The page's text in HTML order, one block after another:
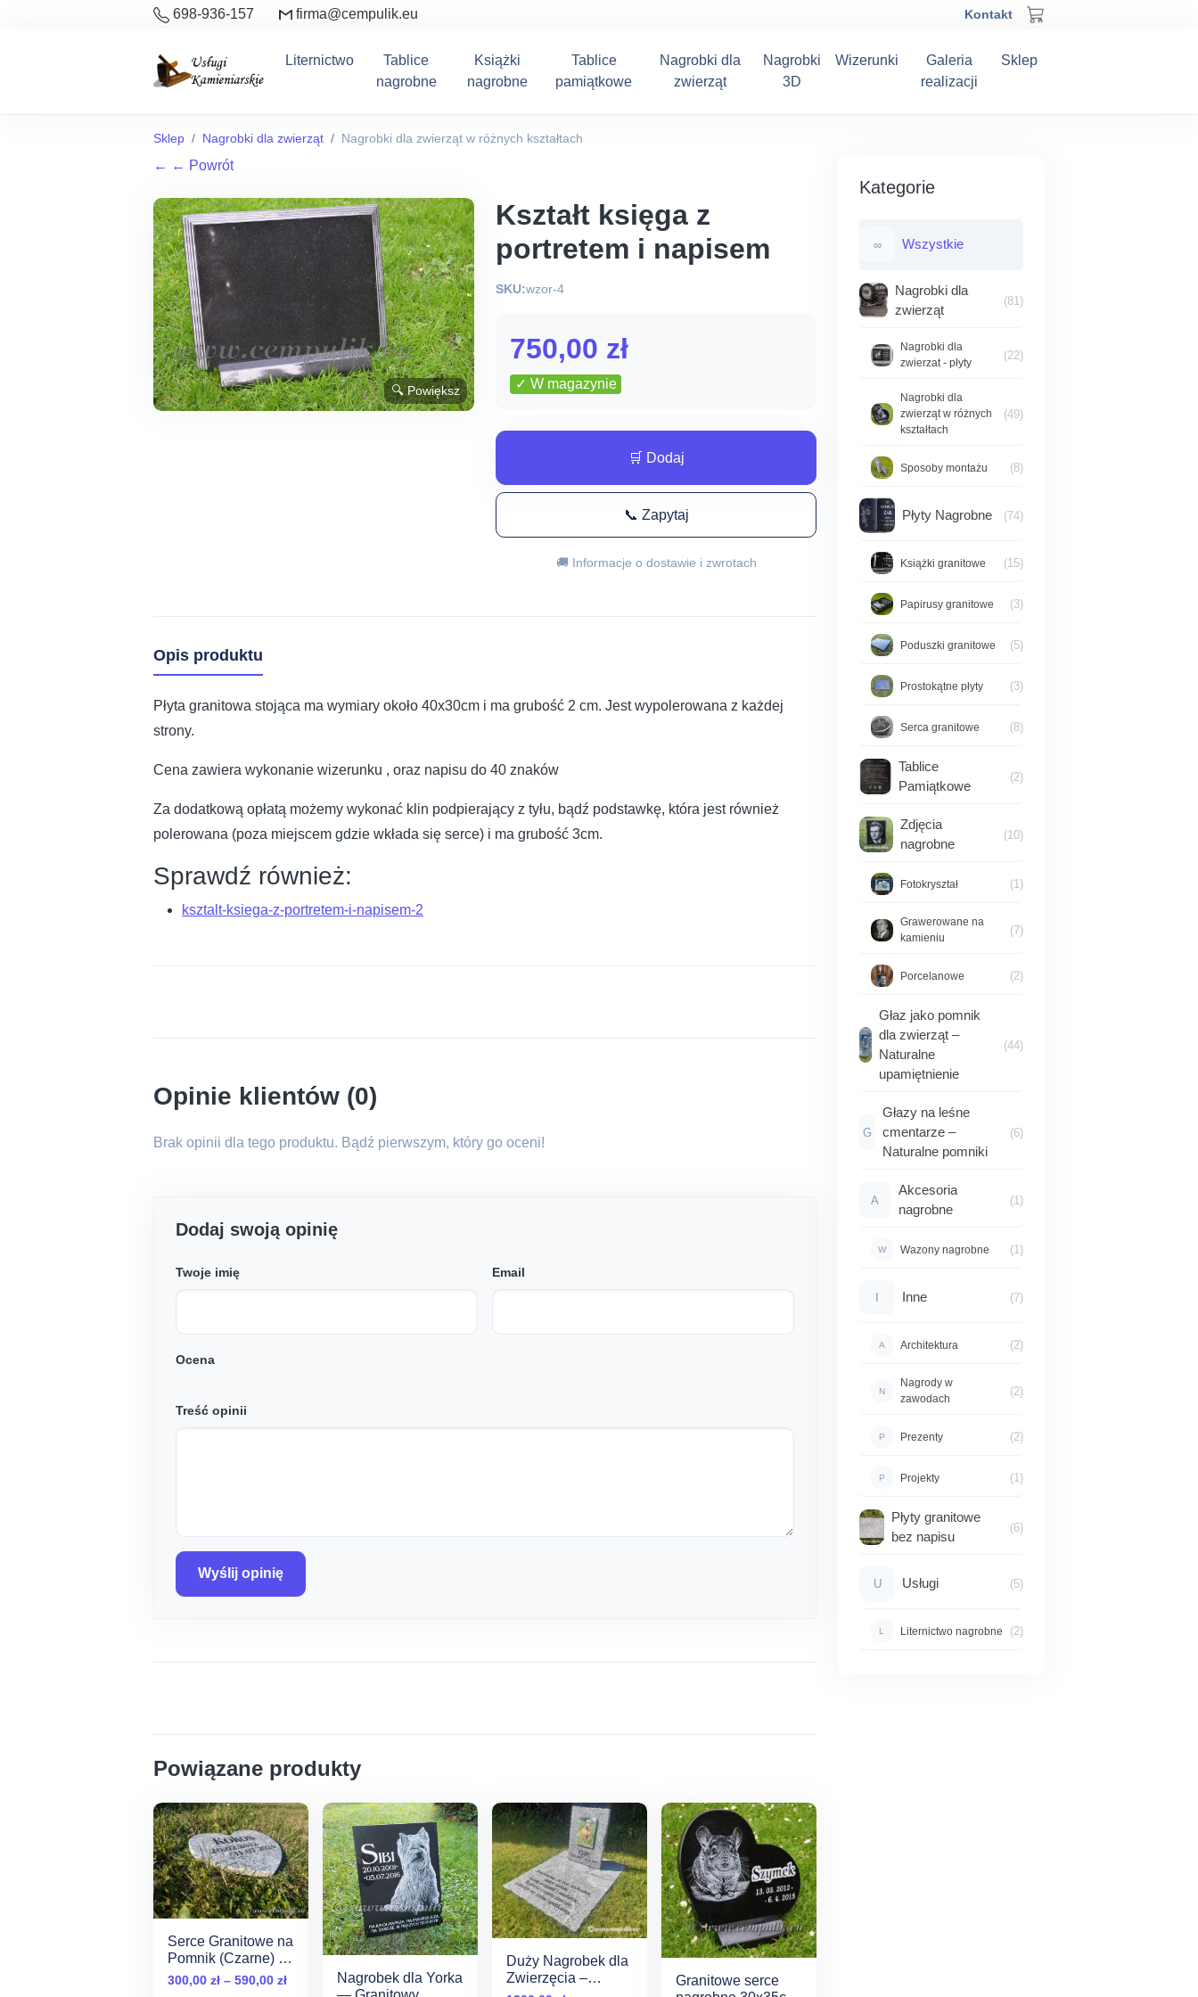
698-936-157 firma@cempulik.eu Kontakt
Liternictwo
Tablice
nagrobne
Książki
nagrobne
Tablice
pamiątkowe
Nagrobki dla
zwierząt
Nagrobki
3D
Wizerunki
Galeria
realizacji
Sklep
Sklep Nagrobki dla zwierząt Nagrobki dla zwierząt w różnych kształtach
← ← Powrót
🔍 Powiększ
Kształt księga z
portretem i napisem
SKU:wzor-4
750,00 zł
✓ W magazynie
🛒 Dodaj
📞 Zapytaj
🚚 Informacje o dostawie i zwrotach
Opis produktu
Płyta granitowa stojąca ma wymiary około 40x30cm i ma grubość 2 cm. Jest wypolerowana z każdej
strony.
Cena zawiera wykonanie wizerunku , oraz napisu do 40 znaków
Za dodatkową opłatą możemy wykonać klin podpierający z tyłu, bądź podstawkę, która jest również
polerowana (poza miejscem gdzie wkłada się serce) i ma grubość 3cm.
Sprawdź również:
ksztalt-ksiega-z-portretem-i-napisem-2
Opinie klientów (0)
Brak opinii dla tego produktu. Bądź pierwszym, który go oceni!
Dodaj swoją opinię
Twoje imię Email
Ocena
Treść opinii
Wyślij opinię
Powiązane produkty
Serce Granitowe na
Pomnik (Czarne) —
Klasyczna
300,00 zł – 590,00 złZakres
Nagrobek dla Yorka
Duży Nagrobek dla
Zwierzęcia –
Granitowe serce
Kategorie
∞ Wszystkie
Nagrobki dla
zwierząt
(81)
Nagrobki dla
zwierzat - płyty
(22)
Nagrobki dla
zwierząt w różnych
kształtach
(49)
Sposoby montażu (8)
Płyty Nagrobne (74)
Książki granitowe (15)
Papirusy granitowe (3)
Poduszki granitowe (5)
Prostokątne płyty (3)
Serca granitowe (8)
Tablice
Pamiątkowe
(2)
Zdjęcia
nagrobne
(10)
Fotokryształ (1)
Grawerowane na
kamieniu
(7)
Porcelanowe (2)
Głaz jako pomnik
dla zwierząt –
Naturalne
upamiętnienie
(44)
G
Głazy na leśne
cmentarze –
Naturalne pomniki
(6)
A
Akcesoria
nagrobne
(1)
W Wazony nagrobne (1)
I Inne (7)
A Architektura (2)
N
Nagrody w
zawodach
(2)
P Prezenty (2)
P Projekty (1)
Płyty granitowe
bez napisu
(6)
U Usługi (5)
L Liternictwo nagrobne (2)